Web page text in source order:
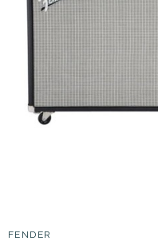
FENDER